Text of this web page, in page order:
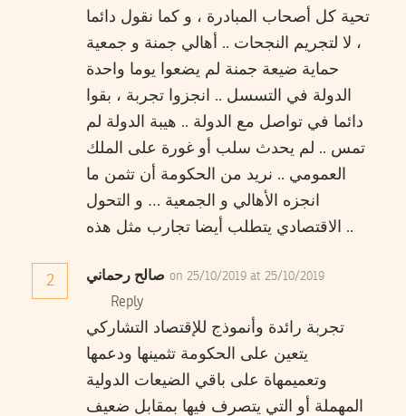
تحية كل أصحاب المبادرة ، و كما نقول دائما
، لا لتجريم النجحات .. أهالي جمنة و جمعية
حماية ضيعة جمنة لم يضعوا يوما واحدة
الدولة في التسسل .. انجزوا تجربة ، بقوا
دائما في تواصل مع الدولة .. هيبة الدولة لم
تمس .. لم يحدث سلب أو غورة على الملك
العمومي .. نريد من الحكومة أن تثمن ما
انجزه الأهالي و الجمعية … و التحول
الاقتصادي يتطلب أيضا تجارب مثل هذه ..
2 صالح رحماني on 25/10/2019 at 25/10/2019
Reply
تجربة رائدة وأنموذج للإقتصاد التشاركي
يتعين على الحكومة تثمينها ودعمها
وتعميمهاة على باقي الضيعات الدولية
المهملة أو التي يتصرف فيها بمقابل ضعيف